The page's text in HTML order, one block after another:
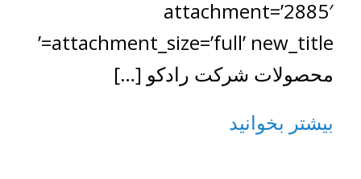
attachment=’2885′
attachment_size=’full’ new_title=’
محصولات شرکت رادکو […]
بیشتر بخوانید